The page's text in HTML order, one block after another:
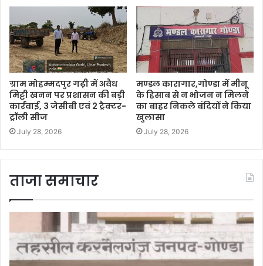
ग्राम मोहम्मदपुर गढ़ी में अवैध
मिट्टी खनन पर प्रशासन की बड़ी
कार्रवाई, 3 जेसीबी एवं 2 ट्रैक्टर-
ट्रॉली सीज
July 28, 2026
मण्डल कारागार,गोण्डा में मीनू
के हिसाब से न भोजन न मिलने
का बाहर निकले बंदियों ने किया
खुलासा
July 28, 2026
ताजा समाचार